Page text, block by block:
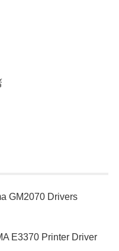
GM2070 Drivers
E3370 Printer Driver